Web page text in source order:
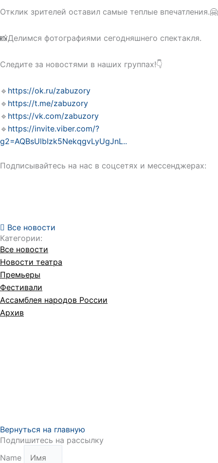
Отклик зрителей оставил самые теплые впечатления.🤗
📸Делимся фотографиями сегодняшнего спектакля.
Следите за новостями в наших группах!👇
🔹 https://ok.ru/zabuzory
🔹 https://t.me/zabuzory
🔹 https://vk.com/zabuzory
🔹 https://invite.viber.com/?
g2=AQBsUlbIzk5NekqgvLyUgJnL..
Подписывайтесь на нас в соцсетях и мессенджерах:
Все новости
Категории:
Все новости
Новости театра
Премьеры
Фестивали
Ассамблея народов России
Архив
Вернуться на главную
Подпишитесь на рассылку
Name